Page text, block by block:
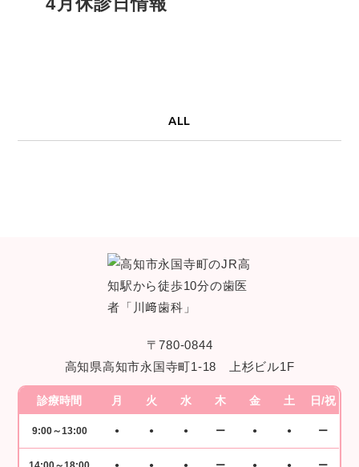
ALL
〒780-0844
高知県高知市永国寺町1-18 上杉ビル1F
診療時間 月 火 水 木 金 土 日/祝
9:00～13:00 ● ● ● ー ● ● ー
● ● ● ● ●